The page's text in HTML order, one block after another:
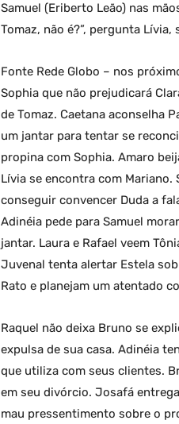
Samuel (Eriberto Leão) nas
Tomaz, não é?”, pergunta
Fonte Rede Globo – nos
Sophia que não prejudicará
de Tomaz. Caetana aconselha
um jantar para tentar se
propina com Sophia. Amaro
Lívia se encontra com Mariano.
conseguir convencer Duda a
Adinéia pede para Samuel
jantar. Laura e Rafael veem
Juvenal tenta alertar Estela
Rato e planejam um atentado
Raquel não deixa Bruno se
expulsa de sua casa. Adinéia
que utiliza com seus clientes.
em seu divórcio. Josafá
mau pressentimento sobre o